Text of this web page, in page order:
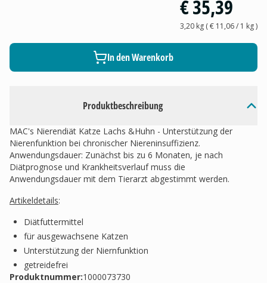
Produktbeschreibung
MAC's Nierendiät Katze Lachs &Huhn - Unterstützung der
Nierenfunktion bei chronischer Niereninsuffizienz.
Anwendungsdauer: Zunächst bis zu 6 Monaten, je nach
Diätprognose und Krankheitsverlauf muss die
Anwendungsdauer mit dem Tierarzt abgestimmt werden.
Artikeldetails:
Diätfuttermittel
für ausgewachsene Katzen
Unterstützung der Niernfunktion
getreidefrei
Produktnummer:1000073730
€ 35,39
3,20 kg(€ 11,06/ 1 kg)
In den Warenkorb